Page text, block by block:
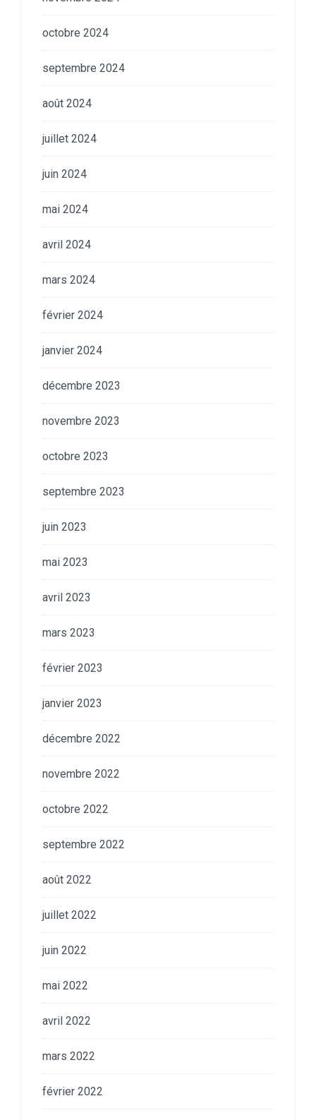
octobre 2024
septembre 2024
août 2024
juillet 2024
juin 2024
mai 2024
avril 2024
mars 2024
février 2024
janvier 2024
décembre 2023
novembre 2023
octobre 2023
septembre 2023
juin 2023
mai 2023
avril 2023
mars 2023
février 2023
janvier 2023
décembre 2022
novembre 2022
octobre 2022
septembre 2022
août 2022
juillet 2022
juin 2022
mai 2022
avril 2022
mars 2022
février 2022